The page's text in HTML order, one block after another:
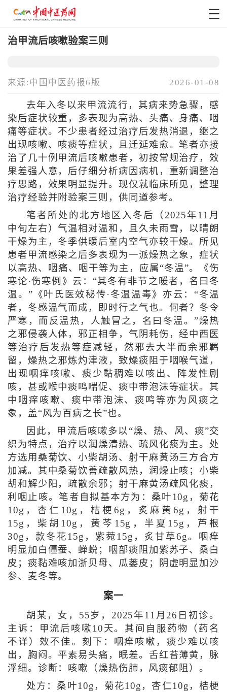
治甲流后咳嗽验案三则
来源:中国中医药报6版 2026-01-08
去年入冬以来甲流流行，其病来势急骤，感
染后症状较重，多表现为高热、头痛、身痛、咽
痛等症状。不少患者经过治疗后发热消退，继之
出现咳嗽、咳痰等症状，且迁延难愈。笔者亦接
治了几十例甲流后咳嗽患者，初按常规治疗，效
果差强人意，后仔细分析病因病机，重新调整治
疗思路，效果明显提升。现仅就临床所见，整理
治疗经验并附验案三则，供同道参考。
笔者所处的北方地区入冬后（2025年11月
中旬左右）气温相对温和，且久未雨雪，以晴朗
干燥为主，冬季供暖后室内空气亦较干燥。所见
患者甲流感染之后多表现为一派燥热之象，症状
以高热、咽痛、咽干等为主，应属“冬温”。《伤
寒论·伤寒例》云：“其冬有非节之暖者，名曰冬
温。”《叶氏医效秘传·冬温温毒》亦云：“冬温
者，冬感温气而成，即时行之气也。何者？冬令
严寒，而反温热，人触冒之，名曰冬温。”燥热
之邪侵袭人体，邪正相争，气阴耗伤，经中西医
等治疗后发热等症减轻，然邪去大半而余邪羁
留，燥热之邪炼灼津液，致燥痰阻于咽喉气道，
出现咽痒咳嗽、痰少黏稠难以咳出、阵发性剧
咳，甚或喉中痰鸣喘促、痰中带泡沫等症状。其
中咽痒咳嗽、痰中带泡沫、痰鸣等亦为风痰之
象，盖“风为百病之长”也。
因此，甲流后咳嗽多以“燥、热、风、痰”交
织为特点，治疗以润燥清热、疏风化痰为主。处
方选用桑菊饮、小柴胡汤、射干麻黄汤三方合方
加减。其中桑菊饮善疏散风热，润燥止咳；小柴
胡和解少阳，疏散余邪；射干麻黄汤疏风化痰，
利咽止咳。笔者自拟基本方为：桑叶10g，菊花
10g，杏仁10g，桔梗6g，炙麻黄6g，射干
15g，柴胡10g，黄芩15g，半夏15g，芦根
30g，款冬花15g，紫菀15g，炙甘草6g。咽痒
明显加白僵蚕、蝉蜕；咽部痰阻加紫苏子、桑白
皮；痰黏难咳加浙贝母、瓜蒌皮；阴虚明显加沙
参、麦冬等。
案一
胡某，女，55岁，2025年11月26日初诊。
主诉：甲流后咳嗽10天。其间自服药物（药名
不详）效不佳。刻下：咽痒咳嗽，痰少难以咳
出，胸闷。平素易头痛，眠差。舌红苔薄黄，脉
浮细。诊断：咳嗽（燥热伤肺，风痰郁阻）。
处方：桑叶10g，菊花10g，杏仁10g，桔梗